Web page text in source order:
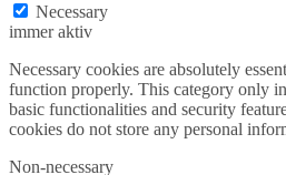
Necessary
immer aktiv
Necessary cookies are absolutely
function properly. This category only
basic functionalities and security
cookies do not store any personal
Non-necessary